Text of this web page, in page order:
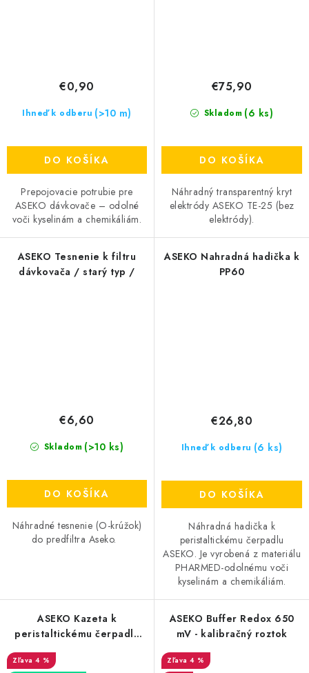
Ihneď k odberu (>10 m)
€0,90
DO KOŠÍKA
Prepojovacie potrubie pre
ASEKO dávkovače – odolné
voči kyselinám a chemikáliám.
Skladom (6 ks)
€75,90
DO KOŠÍKA
Náhradný transparentný kryt
elektródy ASEKO TE-25 (bez
elektródy).
ASEKO Tesnenie k filtru
dávkovača / starý typ /
Skladom (>10 ks)
€6,60
DO KOŠÍKA
Náhradné tesnenie (O-krúžok)
do predfiltra Aseko.
ASEKO Nahradná hadička k
PP60
Ihneď k odberu (6 ks)
€26,80
DO KOŠÍKA
Náhradná hadička k
peristaltickému čerpadlu
ASEKO. Je vyrobená z materiálu
PHARMED-odolnému voči
kyselinám a chemikáliám.
ASEKO Kazeta k
peristaltickému čerpadlu
4 %
ASEKO Buffer Redox 650
mV - kalibračný roztok
4 %